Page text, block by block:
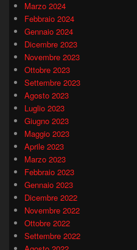
Marzo 2024
Febbraio 2024
Gennaio 2024
Dicembre 2023
Novembre 2023
Ottobre 2023
Settembre 2023
Agosto 2023
Luglio 2023
Giugno 2023
Maggio 2023
Aprile 2023
Marzo 2023
Febbraio 2023
Gennaio 2023
Dicembre 2022
Novembre 2022
Ottobre 2022
Settembre 2022